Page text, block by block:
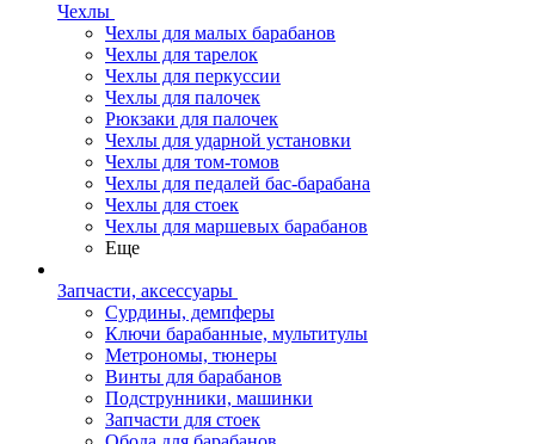
Чехлы
Чехлы для малых барабанов
Чехлы для тарелок
Чехлы для перкуссии
Чехлы для палочек
Рюкзаки для палочек
Чехлы для ударной установки
Чехлы для том-томов
Чехлы для педалей бас-барабана
Чехлы для стоек
Чехлы для маршевых барабанов
Еще
Запчасти, аксессуары
Сурдины, демпферы
Ключи барабанные, мультитулы
Метрономы, тюнеры
Винты для барабанов
Подструнники, машинки
Запчасти для стоек